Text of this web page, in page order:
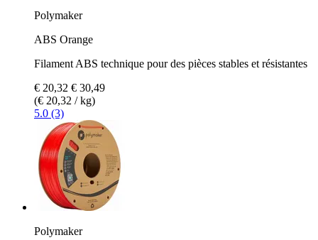
Polymaker
ABS Orange
Filament ABS technique pour des pièces stables et résistantes
€ 20,32 € 30,49
(€ 20,32 / kg)
5.0 (3)
Polymaker